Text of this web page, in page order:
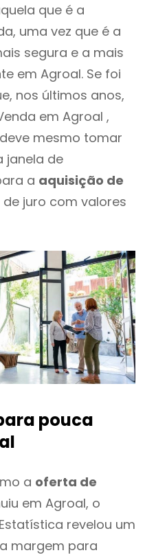
que é a
uma vez que é a
segura e a mais
em Agroal. Se foi
nos últimos anos,
em Agroal ,
mesmo tomar
janela de
a aquisição de
juro com valores
pouca
a oferta de
em Agroal, o
revelou um
margem para